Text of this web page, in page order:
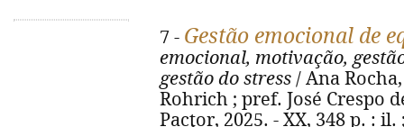
7 - Gestão emocional de
emocional, motivação,
gestão do stress / Ana
Rohrich ; pref. José Crespo
Pactor, 2025. - XX, 348 p. : il.